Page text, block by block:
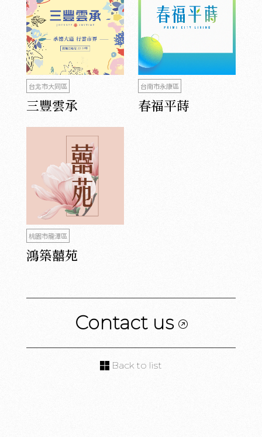
台北市大同區
三豐雲承
台南市永康區
春福平蒔
桃園市龍潭區
鴻築囍苑
Contact us
Back to list